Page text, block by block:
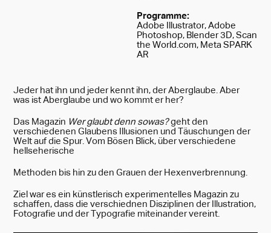
Programme:
Adobe Illustrator, Adobe
Photoshop, Blender 3D, Scan
the World.com, Meta SPARK
AR
Jeder hat ihn und jeder kennt ihn, der Aberglaube. Aber
was ist Aberglaube und wo kommt er her?
Das Magazin Wer glaubt denn sowas?geht den
verschiedenen Glaubens Illusionen und Täuschungen der
Welt auf die Spur. Vom Bösen Blick, über verschiedene
hellseherische
Methoden bis hin zu den Grauen der Hexenverbrennung.
Ziel war es ein künstlerisch experimentelles Magazin zu
schaffen, dass die verschiednen Disziplinen der Illustration,
Fotografie und der Typografie miteinander vereint.